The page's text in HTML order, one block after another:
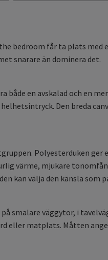
bedroom får ta plats
snarare än dominera det.
en avskalad och en
Den breda
Polyesterduken
värme, mjukare
kan välja den känsla som
smalare väggytor, i
eller matplats. Måtten